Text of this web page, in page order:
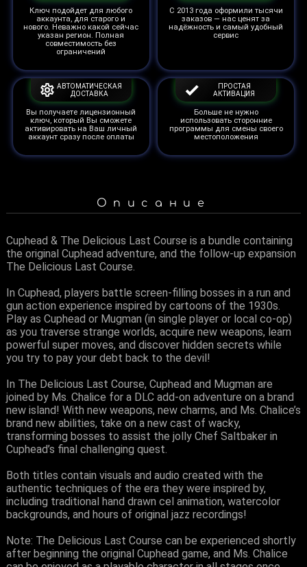
Ключ подойдет для любого
аккаунта, для старого и
нового. Неважно какой сейчас
указан регион. Полная
совместимость без
ограничений
С 2013 года оформили тысячи
заказов — нас ценят за
надёжность и самый удобный
сервис
АВТОМАТИЧЕСКАЯ
ДОСТАВКА
Вы получаете лицензионный
ключ, который Вы сможете
активировать на Ваш личный
аккаунт сразу после оплаты
ПРОСТАЯ
АКТИВАЦИЯ
Больше не нужно
использовать сторонние
программы для смены своего
местоположения
Описание
Cuphead & The Delicious Last Course is a bundle containing
the original Cuphead adventure, and the follow-up expansion
The Delicious Last Course.
In Cuphead, players battle screen-filling bosses in a run and
gun action experience inspired by cartoons of the 1930s.
Play as Cuphead or Mugman (in single player or local co-op)
as you traverse strange worlds, acquire new weapons, learn
powerful super moves, and discover hidden secrets while
you try to pay your debt back to the devil!
In The Delicious Last Course, Cuphead and Mugman are
joined by Ms. Chalice for a DLC add-on adventure on a brand
new island! With new weapons, new charms, and Ms. Chalice’s
brand new abilities, take on a new cast of wacky,
transforming bosses to assist the jolly Chef Saltbaker in
Cuphead’s final challenging quest.
Both titles contain visuals and audio created with the
authentic techniques of the era they were inspired by,
including traditional hand drawn cel animation, watercolor
backgrounds, and hours of original jazz recordings!
Note: The Delicious Last Course can be experienced shortly
after beginning the original Cuphead game, and Ms. Chalice